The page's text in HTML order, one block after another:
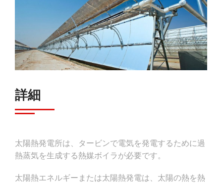
詳細
太陽熱発電所は、タービンで電気を発電するために過
熱蒸気を生成する熱媒ボイラが必要です。
太陽熱エネルギーまたは太陽熱発電は、太陽の熱を熱